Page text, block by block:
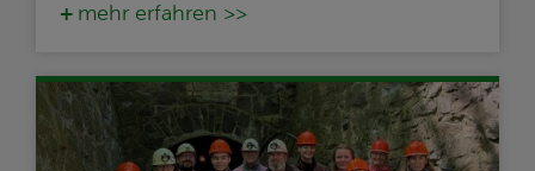
mehr erfahren >>